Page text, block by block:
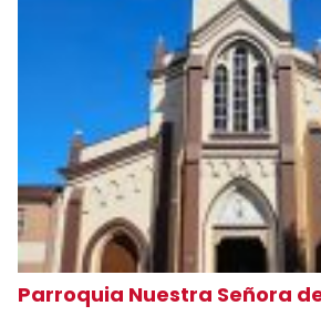
Parroquia Nuestra Señora